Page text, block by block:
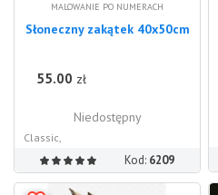
MALOWANIE PO NUMERACH
Słoneczny zakątek 40x50cm
55.00 zł
Niedostępny
Classic,
Kod: 6209